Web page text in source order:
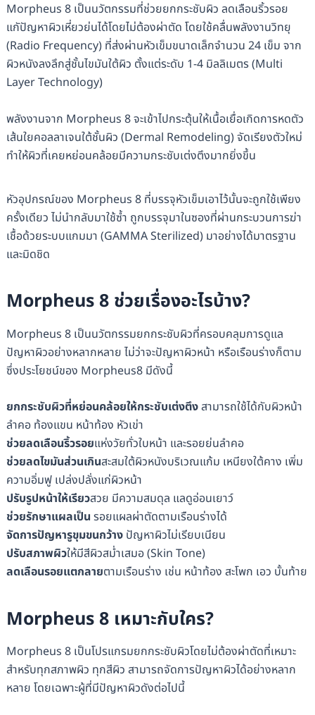
Morpheus 8 เป็นนวัตกรรมที่ช่วยยกกระชับผิว ลดเลือนริ้วรอย
แกัปัญหาผิวเหี่ยวย่นได้โดยไม่ต้องผ่าตัด โดยใช้คลื่นพลังงานวิทยุ
(Radio Frequency) ที่ส่งผ่านหัวเข็มขนาดเล็กจำนวน 24 เข็ม จาก
ผิวหนังลงลึกสู่ชั้นไขมันใต้ผิว ตั้งแต่ระดับ 1-4 มิลลิเมตร (Multi
Layer Technology)
พลังงานจาก Morpheus 8 จะเข้าไปกระตุ้นให้เนื้อเยื่อเกิดการหดตัว
เส้นใยคอลลาเจนใต้ชั้นผิว (Dermal Remodeling) จัดเรียงตัวใหม่
ทำให้ผิวที่เคยหย่อนคล้อยมีความกระชับเต่งตึงมากยิ่งขึ้น
หัวอุปกรณ์ของ Morpheus 8 ที่บรรจุหัวเข็มเอาไว้นั้นจะถูกใช้เพียง
ครั้งเดียว ไม่นำกลับมาใช้ซ้ำ ถูกบรรจุมาในซองที่ผ่านกระบวนการฆ่า
เชื้อด้วยระบบแกมมา (GAMMA Sterilized) มาอย่างได้มาตรฐาน
และมิดชิด
Morpheus 8 ช่วยเรื่องอะไรบ้าง?
Morpheus 8 เป็นนวัตกรรมยกกระชับผิวที่ครอบคลุมการดูแล
ปัญหาผิวอย่างหลากหลาย ไม่ว่าจะปัญหาผิวหน้า หรือเรือนร่างก็ตาม
ซึ่งประโยชน์ของ Morpheus8 มีดังนี้
ยกกระชับผิวที่หย่อนคล้อยให้กระชับเต่งตึงสามารถใช้ได้กับผิวหน้า
ลำคอ ท้องแขน หน้าท้อง หัวเข่า
ช่วยลดเลือนริ้วรอยแห่งวัยทั่วใบหน้า และรอยย่นลำคอ
ช่วยลดไขมันส่วนเกินสะสมใต้ผิวหนังบริเวณแก้ม เหนียงใต้คาง เพิ่ม
ความอิ่มฟู เปล่งปลั่งแก่ผิวหน้า
ปรับรูปหน้าให้เรียวสวย มีความสมดุล แลดูอ่อนเยาว์
ช่วยรักษาแผลเป็น รอยแผลผ่าตัดตามเรือนร่างได้
จัดการปัญหารูขุมขนกว้างปัญหาผิวไม่เรียบเนียน
ปรับสภาพผิวให้มีสีผิวสม่ำเสมอ (Skin Tone)
ลดเลือนรอยแตกลายตามเรือนร่าง เช่น หน้าท้อง สะโพก เอว บั้นท้าย
Morpheus 8 เหมาะกับใคร?
Morpheus 8 เป็นโปรแกรมยกกระชับผิวโดยไม่ต้องผ่าตัดที่เหมาะ
สำหรับทุกสภาพผิว ทุกสีผิว สามารถจัดการปัญหาผิวได้อย่างหลาก
หลาย โดยเฉพาะผู้ที่มีปัญหาผิวดังต่อไปนี้